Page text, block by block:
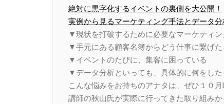
絶対に黒字化するイベントの裏側を大公開！
実例から見るマーケティング手法とデータ分
▼現状を打破するために必要なマーケティ
▼手元にある顧客名簿からどう仕事に繋げ
▼イベントのたびに、集客に困っている
▼データ分析といっても、具体的に何をし
こんな悩みをお持ちのアナタは、ぜひ１０月
講師の秋山氏が実際に行ってきた取り組みか